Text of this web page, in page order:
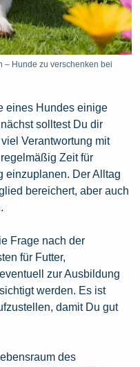
– Hunde zu verschenken bei
eines Hundes einige
solltest Du dir
Verantwortung mit
Zeit für
einzuplanen. Der Alltag
bereichert, aber auch
Frage nach der
für Futter,
zur Ausbildung
werden. Es ist
damit Du gut
des